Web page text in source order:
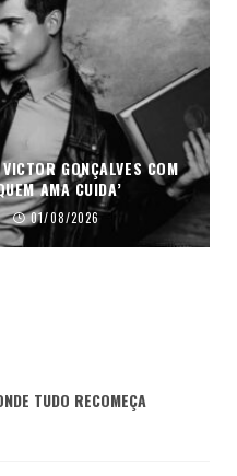
GONÇALVES COM
AMA CUIDA’
01/08/2026
TUDO RECOMEÇA